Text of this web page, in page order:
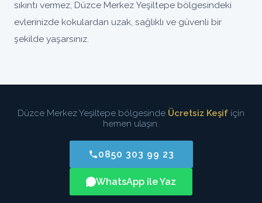
sıkıntı vermez, Düzce Merkez Yeşiltepe bölgesindeki
evlerinizde kokulardan uzak, sağlıklı ve güvenli bir
şekilde yaşarsınız.
Düzce Merkez Yeşiltepe bölgesinde Ücretsiz Keşif için
hemen ulaşın.
0850 303 99 23
WhatsApp ile Yaz